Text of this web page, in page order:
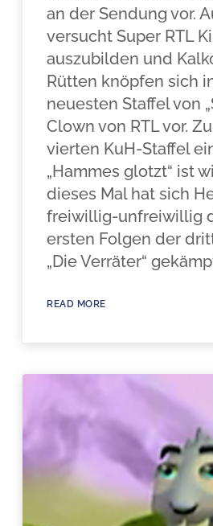
an der Sendung vor.
versucht Super RTL
auszubilden und
Rütten knöpfen sich
neuesten Staffel von
Clown von RTL vor.
vierten KuH-Staffel
„Hammes glotzt“ ist
dieses Mal hat sich
freiwillig-unfreiwillig
ersten Folgen der
„Die Verräter“
READ MORE